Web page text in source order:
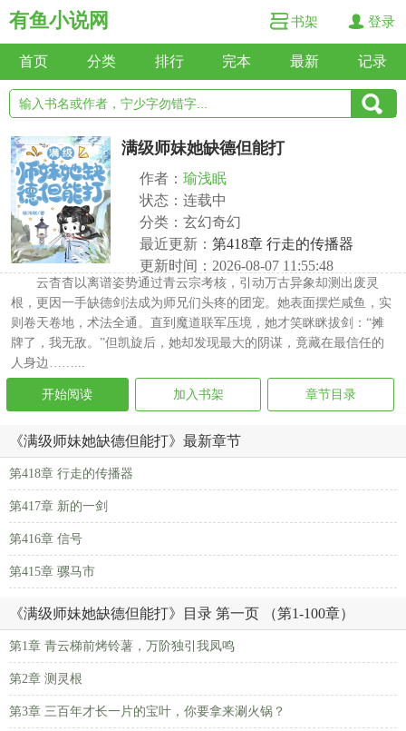
有鱼小说网 书架 登录
首页 分类 排行 完本 最新 记录
满级师妹她缺德但能打
作者： 瑜浅眠
状态：连载中
分类：玄幻奇幻
最近更新： 第418章 行走的传播器
更新时间：2026-08-07 11:55:48
云杳杳以离谱姿势通过青云宗考核，引动万古异象却测出废灵
根，更因一手缺德剑法成为师兄们头疼的团宠。她表面摆烂咸鱼，实
则卷天卷地，术法全通。直到魔道联军压境，她才笑眯眯拔剑：“摊
牌了，我无敌。”但凯旋后，她却发现最大的阴谋，竟藏在最信任的
人身边……...
开始阅读 加入书架 章节目录
《满级师妹她缺德但能打》最新章节
第418章 行走的传播器
第417章 新的一剑
第416章 信号
第415章 骡马市
《满级师妹她缺德但能打》目录 第一页 （第1-100章）
第1章 青云梯前烤铃薯，万阶独引我凤鸣
第2章 测灵根
第3章 三百年才长一片的宝叶，你要拿来涮火锅？